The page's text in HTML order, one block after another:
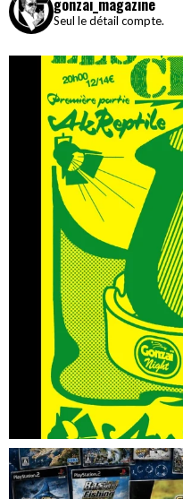
gonzai_magazine
Seul le détail compte.